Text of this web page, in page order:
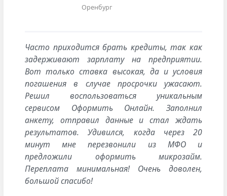
Оренбург
Часто приходится брать кредиты, так как
задерживают зарплату на предприятии.
Вот только ставка высокая, да и условия
погашения в случае просрочки ужасают.
Решил воспользоваться уникальным
сервисом Оформить Онлайн. Заполнил
анкету, отправил данные и стал ждать
результатов. Удивился, когда через 20
минут мне перезвонили из МФО и
предложили оформить микрозайм.
Переплата минимальная! Очень доволен,
большой спасибо!